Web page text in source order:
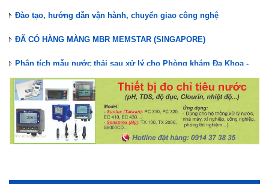
Đào tạo, hướng dẫn vận hành, chuyển giao công nghệ
ĐÃ CÓ HÀNG MÀNG MBR MEMSTAR (SINGAPORE)
Phân tích mẫu nước thải sau xử lý cho Phòng khám Đa Khoa -
Nuôi cấy vi sinh hệ thống XLNT Phòng khám Đa Khoa Nha khoa
Kiểm tra, bảo trì hệ thống XLNT Phòng khám Đa Khoa - Nha khoa
Lắp đặt hệ thống XLNT Phòng Khám Đa Khoa Nha Khoa
Màng lọc MBR Memstar(Mang MBR)- Giải pháp xử lý nước thải